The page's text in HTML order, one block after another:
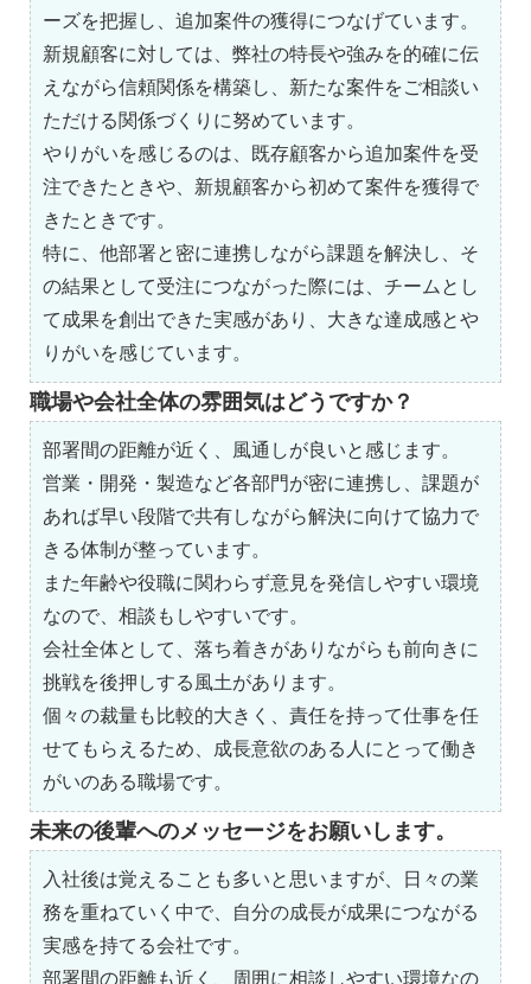
ーズを把握し、追加案件の獲得につなげています。
新規顧客に対しては、弊社の特長や強みを的確に伝
えながら信頼関係を構築し、新たな案件をご相談い
ただける関係づくりに努めています。
やりがいを感じるのは、既存顧客から追加案件を受
注できたときや、新規顧客から初めて案件を獲得で
きたときです。
特に、他部署と密に連携しながら課題を解決し、そ
の結果として受注につながった際には、チームとし
て成果を創出できた実感があり、大きな達成感とや
りがいを感じています。
職場や会社全体の雰囲気はどうですか？
部署間の距離が近く、風通しが良いと感じます。
営業・開発・製造など各部門が密に連携し、課題が
あれば早い段階で共有しながら解決に向けて協力で
きる体制が整っています。
また年齢や役職に関わらず意見を発信しやすい環境
なので、相談もしやすいです。
会社全体として、落ち着きがありながらも前向きに
挑戦を後押しする風土があります。
個々の裁量も比較的大きく、責任を持って仕事を任
せてもらえるため、成長意欲のある人にとって働き
がいのある職場です。
未来の後輩へのメッセージをお願いします。
入社後は覚えることも多いと思いますが、日々の業
務を重ねていく中で、自分の成長が成果につながる
実感を持てる会社です。
部署間の距離も近く、周囲に相談しやすい環境なの